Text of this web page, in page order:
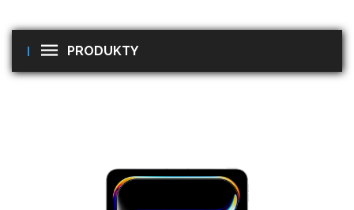
PRODUKTY